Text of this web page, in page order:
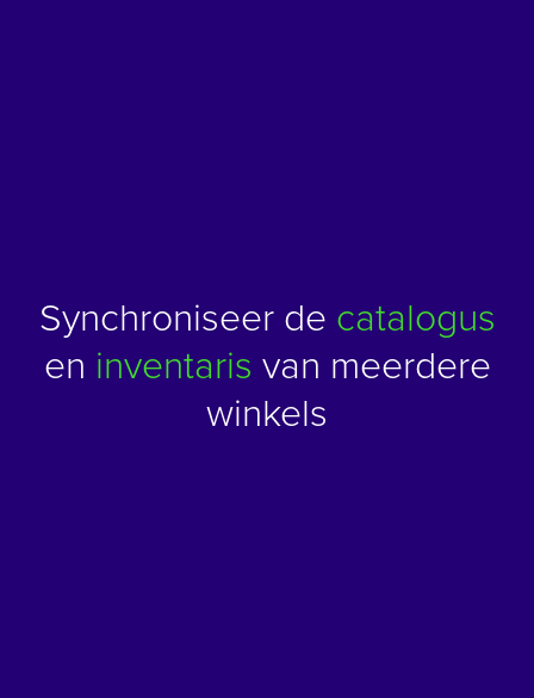
Synchroniseer de catalogus
en inventaris van meerdere
winkels